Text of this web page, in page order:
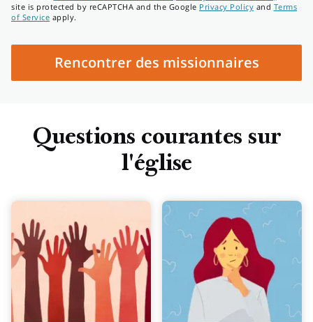
de
téléphone
site is protected by reCAPTCHA and the Google Privacy Policy and Terms
of Service apply.
Rencontrer des missionnaires
Questions courantes sur
l'église